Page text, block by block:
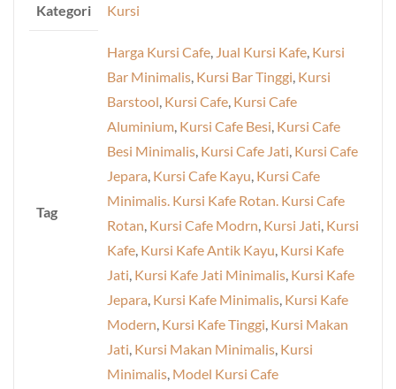
Kategori Kursi
Tag
Harga Kursi Cafe Jual Kursi Kafe Kursi
Bar Minimalis Kursi Bar Tinggi Kursi
Barstool Kursi Cafe Kursi Cafe
Aluminium Kursi Cafe Besi Kursi Cafe
Besi Minimalis Kursi Cafe Jati Kursi Cafe
Jepara Kursi Cafe Kayu Kursi Cafe
Minimalis. Kursi Kafe Rotan. Kursi Cafe
Rotan Kursi Cafe Modrn Kursi Jati Kursi
Kafe Kursi Kafe Antik Kayu Kursi Kafe
Jati Kursi Kafe Jati Minimalis Kursi Kafe
Jepara Kursi Kafe Minimalis Kursi Kafe
Modern Kursi Kafe Tinggi Kursi Makan
Jati Kursi Makan Minimalis Kursi
Minimalis Model Kursi Cafe